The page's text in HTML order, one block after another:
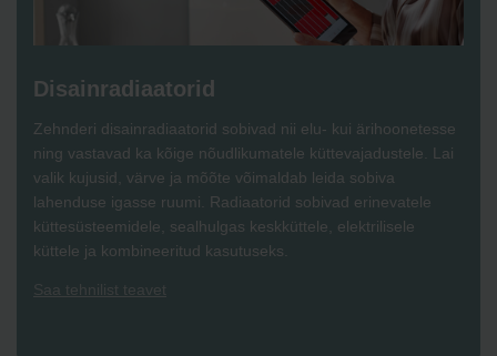
Disainradiaatorid
Zehnderi disainradiaatorid sobivad nii elu- kui ärihoonetesse
ning vastavad ka kõige nõudlikumatele küttevajadustele. Lai
valik kujusid, värve ja mõõte võimaldab leida sobiva
lahenduse igasse ruumi. Radiaatorid sobivad erinevatele
küttesüsteemidele, sealhulgas keskküttele, elektrilisele
küttele ja kombineeritud kasutuseks.
Saa tehnilist teavet